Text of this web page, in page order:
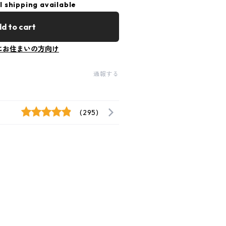
shipping available
to cart
お住まいの方向け
通報する
(295)